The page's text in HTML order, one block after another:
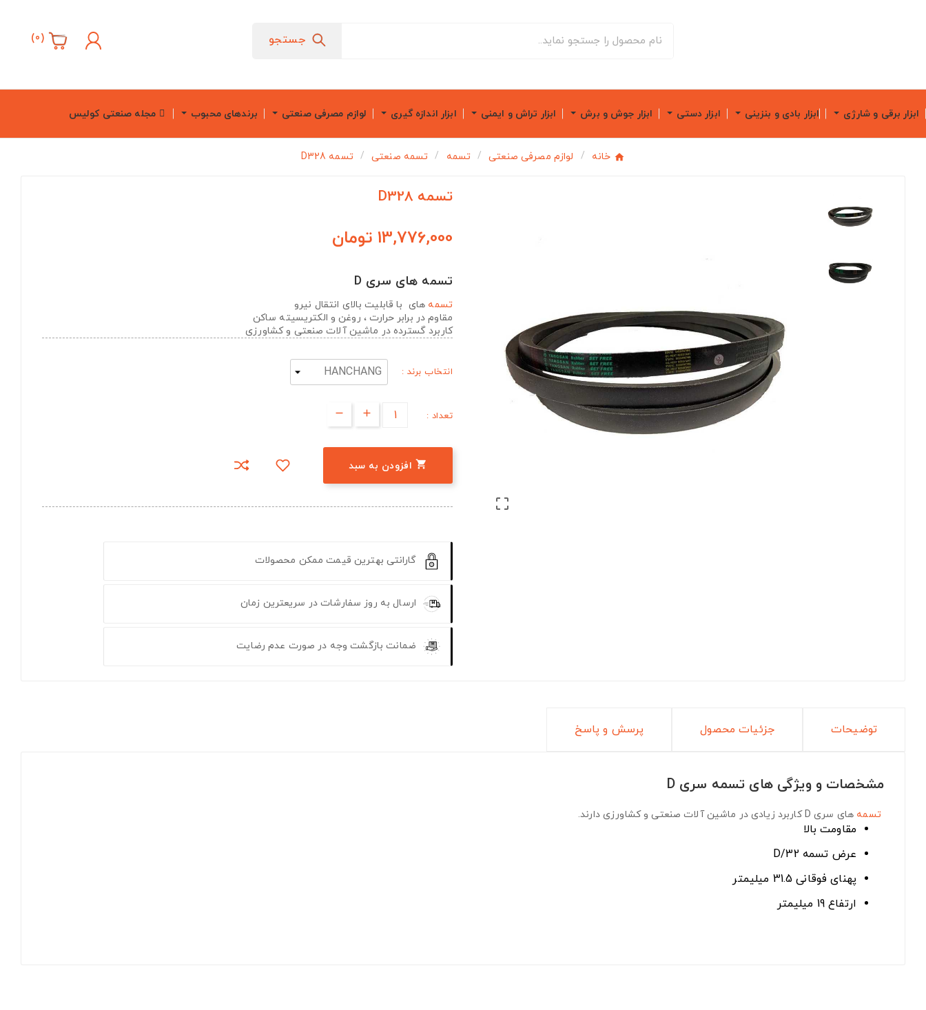
جستجو (
0
)
ابزار برقی و شارژی ابزار بادی و بنزینی ابزار دستی ابزار جوش و برش ابزار تراش و ایمنی ابزار اندازه گیری لوازم مصرفی صنعتی برندهای محبوب مجله صنعتی کولیس
خانه لوازم مصرفی صنعتی تسمه تسمه صنعتی تسمه D328

تسمه D328
13,776,000 تومان
تسمه های سری D
تسمه های با قابلیت بالای انتقال نیرو
مقاوم در برابر حرارت ، روغن و الکتریسیته ساکن
کاربرد گسترده در ماشین آلات صنعتی و کشاورزی
انتخاب برند :
تعداد :
 افزودن به سبد
گارانتی بهترین قیمت ممکن محصولات
ارسال به روز سفارشات در سریعترین زمان
ضمانت بازگشت وجه در صورت عدم رضایت
توضیحات جزئیات محصول پرسش و پاسخ
مشخصات و ویژگی های تسمه سری D
تسمه های سری D کاربرد زیادی در ماشین آلات صنعتی و کشاورزی دارند.
مقاومت بالا
عرض تسمه D/32
پهنای فوقانی 31.5 میلیمتر
ارتفاع 19 میلیمتر